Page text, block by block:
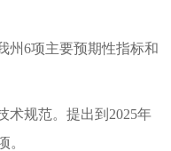
6项主要预期性指标和
规范。提出到2025年
。